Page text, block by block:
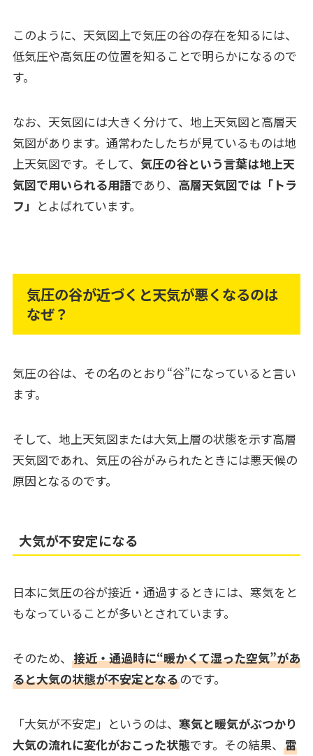
このように、天気図上で気圧の谷の存在を知るには、
低気圧や高気圧の位置を知ることで明らかになるので
す。
なお、天気図には大きく分けて、地上天気図と高層天
気図があります。通常わたしたちが見ているものは地
上天気図です。そして、 気圧の谷という言葉は地上天
気図で用いられる用語であり、 高層天気図では「トラ
フ」 とよばれています。
気圧の谷が近づくと天気が悪くなるのは
なぜ？
気圧の谷は、その名のとおり“谷”になっていると言い
ます。
そして、地上天気図または大気上層の状態を示す高層
天気図であれ、気圧の谷がみられたときには悪天候の
原因となるのです。
大気が不安定になる
日本に気圧の谷が接近・通過するときには、寒気をと
もなっていることが多いとされています。
そのため、 接近・通過時に“暖かくて湿った空気”があ
ると大気の状態が不安定となるのです。
「大気が不安定」というのは、 寒気と暖気がぶつかり
大気の流れに変化がおこった状態です。その結果、 雷